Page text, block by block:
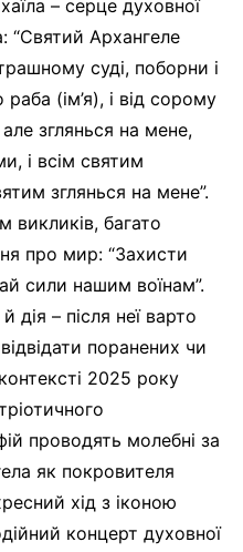
– серце духовної
“Святий Архангеле
суді, поборни і
(ім’я), і від сорому
зглянься на мене,
і всім святим
зглянься на мене”.
викликів, багато
про мир: “Захисти
сили нашим воїнам”.
– після неї варто
поранених чи
2025 року
проводять молебні за
як покровителя
хід з іконою
концерт духовної